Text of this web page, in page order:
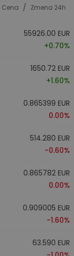
Cena / Zmena 24h
55926.00 EUR
+0.70%
1650.72 EUR
+1.60%
0.865399 EUR
0.00%
514.280 EUR
-0.60%
0.865782 EUR
0.00%
0.909005 EUR
-1.60%
63.590 EUR